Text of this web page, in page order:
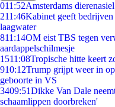
011:52Amsterdams
211:46Kabinet geeft bedrijven
laagwater
811:14OM eist TBS tegen
aardappelschilmesje
1511:08Tropische hitte keert
910:12Trump grijpt weer in
geboorte in VS
3409:51Dikke Van Dale
schaamlippen doorbreken'